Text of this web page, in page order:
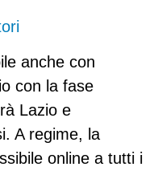
anche con
con la fase
Lazio e
A regime, la
online a tutti i